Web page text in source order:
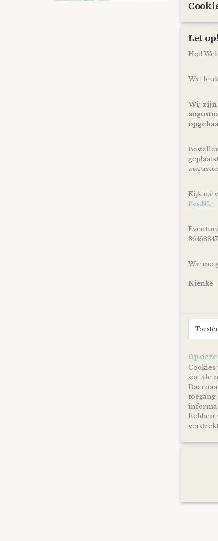
Let
Hoi!
Wat
Wij zijn
Kijk na
PostNL.
Warme
Nienke
Op
sociale
hebben